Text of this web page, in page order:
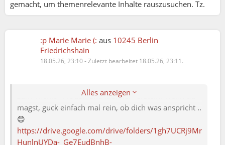
gemacht, um themenrelevante Inhalte rauszusuchen. Tz.
:p Marie Marie (: aus 10245 Berlin
Friedrichshain
18.05.26, 23:10-Zuletzt bearbeitet 18.05.26, 23:11.
Alles anzeigen
zum Thema "Frauen und Männer" erstellt. Wenn du
magst, guck einfach mal rein, ob dich was anspricht ..
😊
https://drive.google.com/drive/folders/1gh7UCRj9Mr
HunlnUYDa-_Ge7EudBnhB-